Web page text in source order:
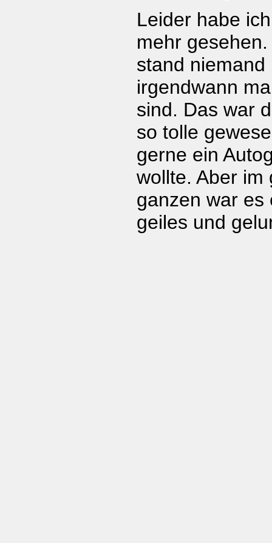
Leider habe
mehr
stand
irgendwann
sind. Das war
so tolle
gerne ein
wollte. Aber im
ganzen war es
geiles und